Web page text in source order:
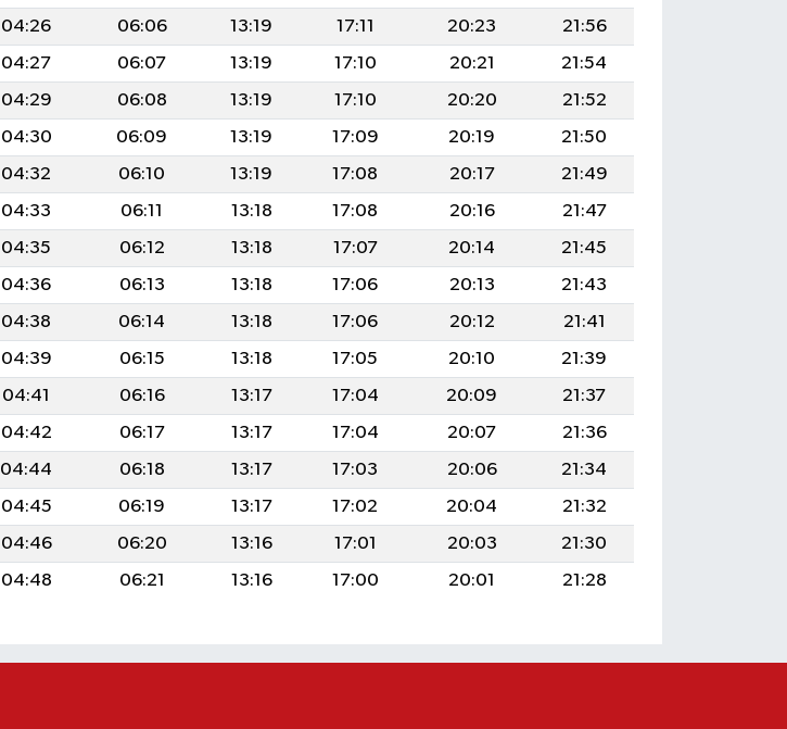
04:26 06:06 13:19 17:11 20:23
21:56
04:27 06:07 13:19 17:10 20:21
21:54
04:29 06:08 13:19 17:10 20:20
21:52
04:30 06:09 13:19 17:09 20:19
21:50
04:32 06:10 13:19 17:08 20:17
21:49
04:33 06:11 13:18 17:08 20:16
21:47
04:35 06:12 13:18 17:07 20:14
21:45
04:36 06:13 13:18 17:06 20:13
21:43
04:38 06:14 13:18 17:06 20:12
21:41
04:39 06:15 13:18 17:05 20:10
21:39
04:41 06:16 13:17 17:04 20:09
21:37
04:42 06:17 13:17 17:04 20:07
21:36
04:44 06:18 13:17 17:03 20:06
21:34
04:45 06:19 13:17 17:02 20:04
21:32
04:46 06:20 13:16 17:01 20:03
21:30
04:48 06:21 13:16 17:00 20:01 21:28